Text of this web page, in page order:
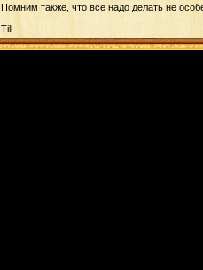
Помним также, что все надо делать не
Till